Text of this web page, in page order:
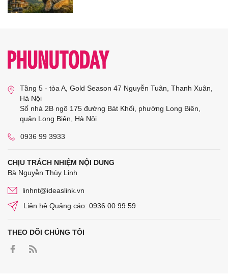
Tầng 5 - tòa A, Gold Season 47 Nguyễn Tuân, Thanh Xuân,
Hà Nội
Số nhà 2B ngõ 175 đường Bát Khối, phường Long Biên,
quận Long Biên, Hà Nội
0936 99 3933
CHỊU TRÁCH NHIỆM NỘI DUNG
Bà Nguyễn Thùy Linh
linhnt@ideaslink.vn
Liên hệ Quảng cáo: 0936 00 99 59
THEO DÕI CHÚNG TÔI